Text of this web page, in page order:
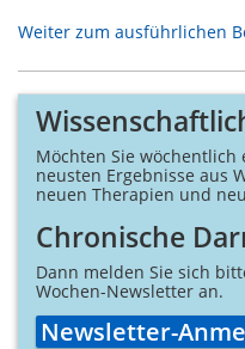
Weiter zum ausführlichen
Möchten Sie
neusten Ergebnisse aus
neuen Therapien und
Chronische
Dann melden Sie sich
Wochen-Newsletter an.
Newsletter-